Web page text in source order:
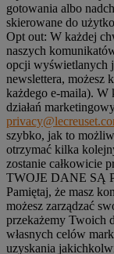
gotowania albo
skierowane do
Opt out: W każdej
naszych
opcji wyświetlanych
newslettera, możesz
każdego e-maila). W
działań
szybko, jak to
otrzymać kilka
zostanie całkowicie
TWOJE DANE SĄ
Pamiętaj, że masz
możesz zarządzać
przekażemy Twoich
własnych celów
uzyskania